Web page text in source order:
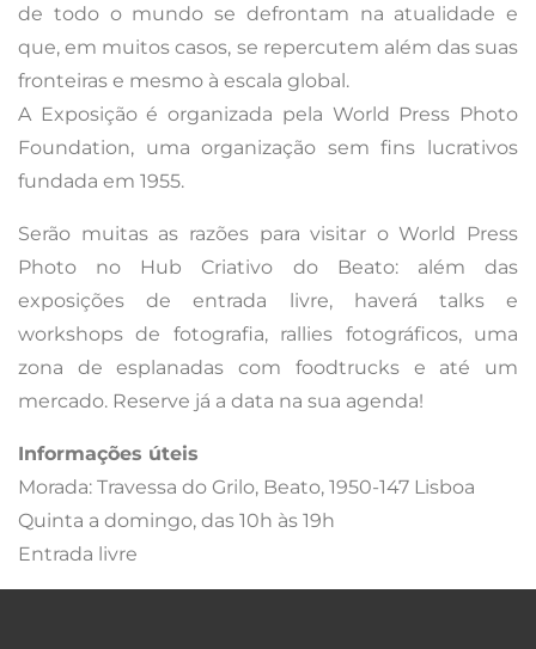
de todo o mundo se defrontam na atualidade e
que, em muitos casos, se repercutem além das suas
fronteiras e mesmo à escala global.
A Exposição é organizada pela World Press Photo
Foundation, uma organização sem fins lucrativos
fundada em 1955.
Serão muitas as razões para visitar o World Press
Photo no Hub Criativo do Beato: além das
exposições de entrada livre, haverá talks e
workshops de fotografia, rallies fotográficos, uma
zona de esplanadas com foodtrucks e até um
mercado. Reserve já a data na sua agenda!
Informações úteis
Morada: Travessa do Grilo, Beato, 1950-147 Lisboa
Quinta a domingo, das 10h às 19h
Entrada livre